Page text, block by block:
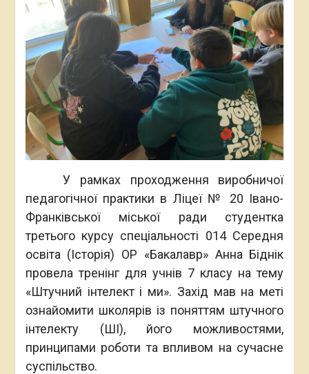
У рамках проходження виробничої
педагогічної практики в Ліцеї № 20 Івано-
Франківської міської ради студентка
третього курсу спеціальності 014 Середня
освіта (Історія) ОР «Бакалавр» Анна Біднік
провела тренінг для учнів 7 класу на тему
«Штучний інтелект і ми». Захід мав на меті
ознайомити школярів із поняттям штучного
інтелекту (ШІ), його можливостями,
принципами роботи та впливом на сучасне
суспільство.